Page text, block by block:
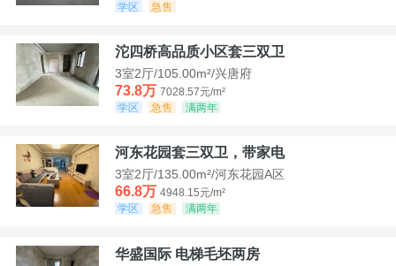
学区
急售
沱四桥高品质小区套三双卫
3室2厅/105.00m²/兴唐府
73.8万 7028.57元/m²
学区
急售 满两年
河东花园套三双卫，带家电
3室2厅/135.00m²/河东花园A区
66.8万 4948.15元/m²
学区
急售 满两年
华盛国际 电梯毛坯两房